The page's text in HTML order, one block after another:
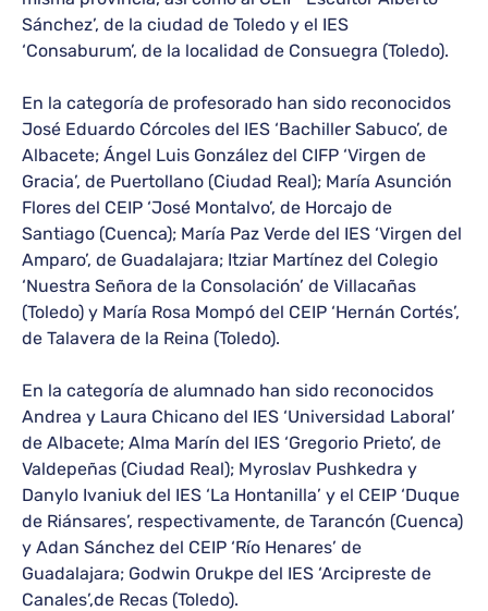
Sánchez’, de la ciudad de Toledo y el IES
‘Consaburum’, de la localidad de Consuegra (Toledo).
En la categoría de profesorado han sido reconocidos
José Eduardo Córcoles del IES ‘Bachiller Sabuco’, de
Albacete; Ángel Luis González del CIFP ‘Virgen de
Gracia’, de Puertollano (Ciudad Real); María Asunción
Flores del CEIP ‘José Montalvo’, de Horcajo de
Santiago (Cuenca); María Paz Verde del IES ‘Virgen del
Amparo’, de Guadalajara; Itziar Martínez del Colegio
‘Nuestra Señora de la Consolación’ de Villacañas
(Toledo) y María Rosa Mompó del CEIP ‘Hernán Cortés’,
de Talavera de la Reina (Toledo).
En la categoría de alumnado han sido reconocidos
Andrea y Laura Chicano del IES ‘Universidad Laboral’
de Albacete; Alma Marín del IES ‘Gregorio Prieto’, de
Valdepeñas (Ciudad Real); Myroslav Pushkedra y
Danylo Ivaniuk del IES ‘La Hontanilla’ y el CEIP ‘Duque
de Riánsares’, respectivamente, de Tarancón (Cuenca)
y Adan Sánchez del CEIP ‘Río Henares’ de
Guadalajara; Godwin Orukpe del IES ‘Arcipreste de
Canales’,de Recas (Toledo).